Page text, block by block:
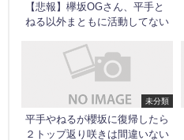
【悲報】欅坂OGさん、平手と
ねる以外まともに活動してない
未分類
平手やねるが櫻坂に復帰したら
２トップ返り咲きは間違いない